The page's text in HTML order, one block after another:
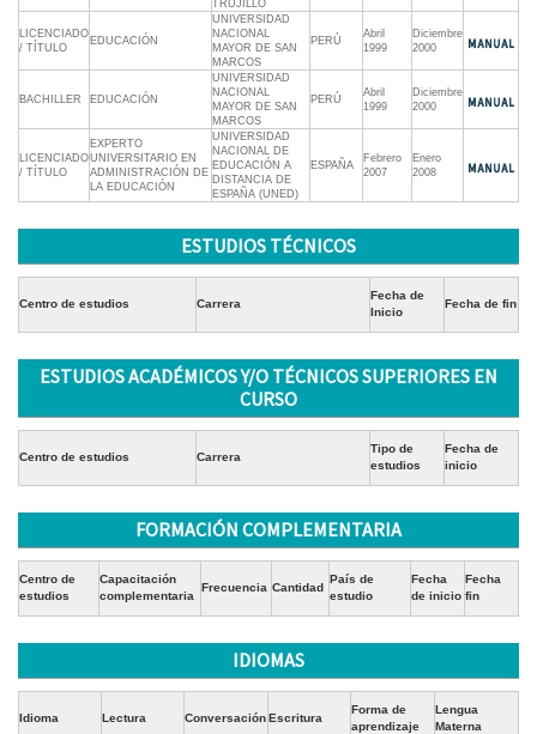
TRUJILLO
LICENCIADO
/ TÍTULO
EDUCACIÓN
UNIVERSIDAD
NACIONAL
MAYOR DE SAN
MARCOS
PERÚ
Abril
1999
Diciembre
2000
BACHILLER EDUCACIÓN
UNIVERSIDAD
NACIONAL
MAYOR DE SAN
MARCOS
PERÚ
Abril
1999
Diciembre
2000
LICENCIADO
/ TÍTULO
EXPERTO
UNIVERSITARIO EN
ADMINISTRACIÓN DE
LA EDUCACIÓN
UNIVERSIDAD
NACIONAL DE
EDUCACIÓN A
DISTANCIA DE
ESPAÑA (UNED)
ESPAÑA
Febrero
2007
Enero
2008
ESTUDIOS TÉCNICOS
Centro de estudios Carrera
Fecha de
Inicio
Fecha de fin
ESTUDIOS ACADÉMICOS Y/O TÉCNICOS SUPERIORES EN
CURSO
Centro de estudios Carrera
Tipo de
estudios
Fecha de
inicio
FORMACIÓN COMPLEMENTARIA
Centro de
estudios
Capacitación
complementaria
Frecuencia Cantidad
País de
estudio
Fecha
de inicio
Fecha
fin
IDIOMAS
Idioma Lectura ConversaciónEscritura
Forma de
aprendizaje
Lengua
Materna